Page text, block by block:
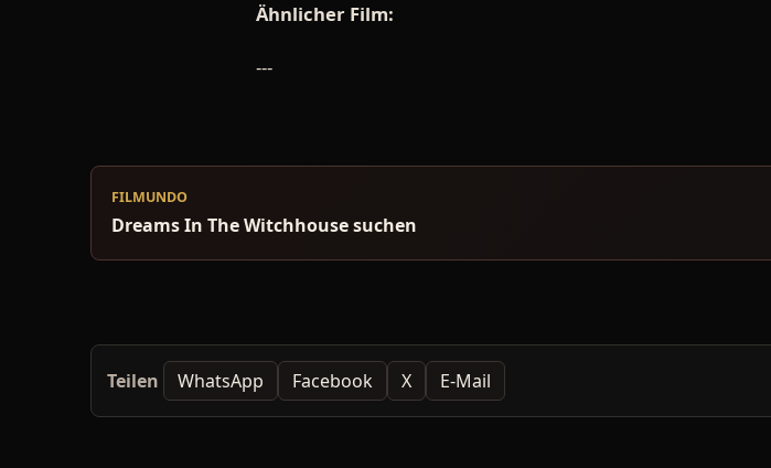
Ähnlicher Film:
---
FILMUNDO
Dreams In The Witchhouse suchen
Teilen WhatsApp Facebook X E-Mail